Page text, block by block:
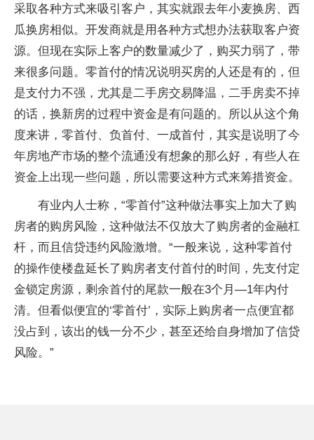
采取各种方式来吸引客户，其实就跟去年小麦换房、西
瓜换房相似。开发商就是用各种方式想办法获取客户资
源。但现在实际上客户的数量减少了，购买力弱了，带
来很多问题。零首付的情况说明买房的人还是有的，但
是支付力不强，尤其是二手房交易降温，二手房卖不掉
的话，换新房的过程中资金是有问题的。所以从这个角
度来讲，零首付、负首付、一成首付，其实是说明了今
年房地产市场的整个流通没有想象的那么好，有些人在
资金上出现一些问题，所以需要这种方式来筹措资金。
有业内人士称，“零首付”这种做法事实上加大了购
房者的购房风险，这种做法不仅放大了购房者的金融杠
杆，而且信贷违约风险激增。“一般来说，这种零首付
的操作使楼盘延长了购房者支付首付的时间，先支付定
金锁定房源，剩余首付的尾款一般在3个月—1年内付
清。但看似便宜的‘零首付’，实际上购房者一点便宜都
没占到，该出的钱一分不少，甚至还给自身增加了信贷
风险。”